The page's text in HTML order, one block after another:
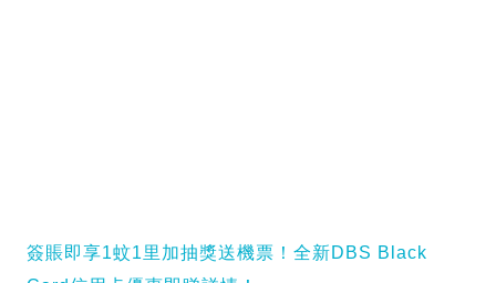
簽賬即享1蚊1里加抽獎送機票！全新DBS Black